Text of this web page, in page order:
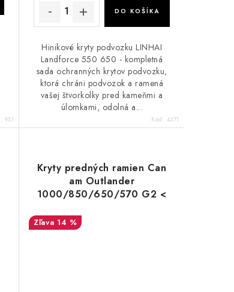
951
DO KOŠÍKA
Hinikové kryty podvozku LINHAI
Landforce 550 650 - kompletná
sada ochranných krytov podvozku,
ktorá chráni podvozok a ramená
vašej štvorkolky pred kameňmi a
úlomkami, odolná a...
Kód: 4271
Kryty predných ramien Can
am Outlander
1000/850/650/570 G2 <
14 %